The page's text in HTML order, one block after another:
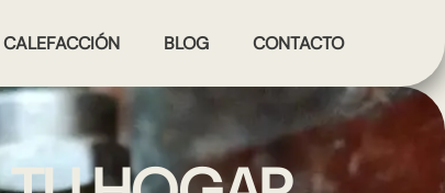
CALEFACCIÓN BLOG CONTACTO